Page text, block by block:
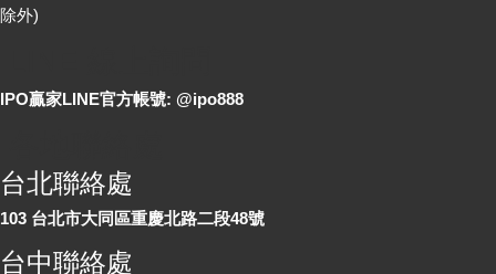
除外)
IPO贏家LINE官方帳號: @ipo888
台北聯絡處
103 台北市大同區重慶北路二段48號
台中聯絡處